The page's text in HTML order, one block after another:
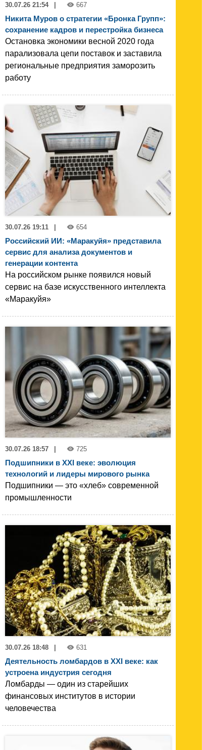
30.07.26 21:54 | 667
Никита Муров о стратегии «Бронка Групп»:
сохранение кадров и перестройка бизнеса
Остановка экономики весной 2020 года
парализовала цепи поставок и заставила
региональные предприятия заморозить
работу
30.07.26 19:11 654
Российский ИИ: «Маракуйя» представила
сервис для анализа документов и
генерации контента
На российском рынке появился новый
сервис на базе искусственного интеллекта
«Маракуйя»
30.07.26 18:57 725
Подшипники в XXI веке: эволюция
технологий и лидеры мирового рынка
Подшипники — это «хлеб» современной
промышленности
30.07.26 18:48 | 631
Деятельность ломбардов в XXI веке: как
устроена индустрия сегодня
Ломбарды — один из старейших
финансовых институтов в истории
человечества